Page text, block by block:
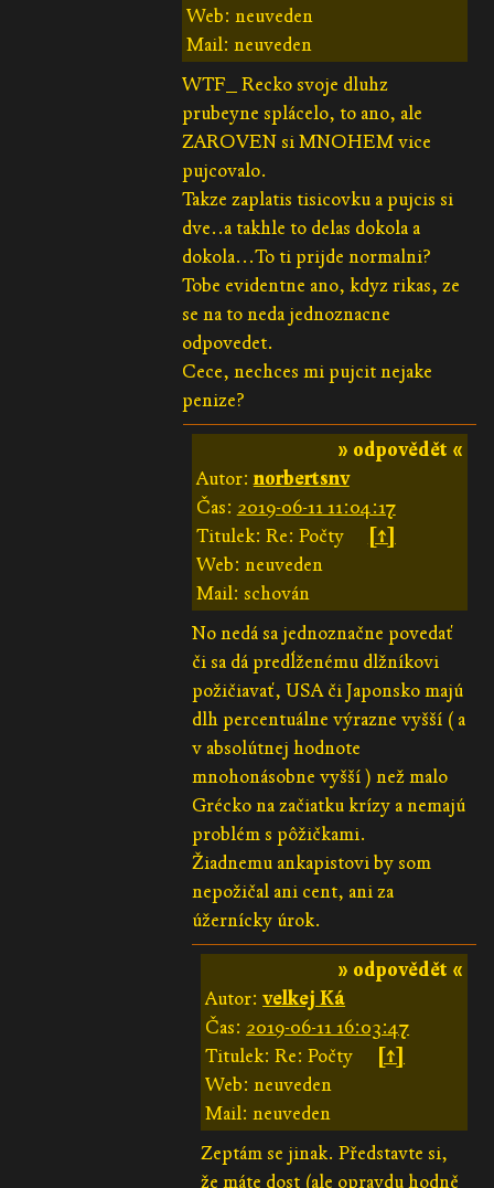
Web: neuveden
Mail: neuveden
WTF_ Recko svoje dluhz
prubeyne splácelo, to ano, ale
ZAROVEN si MNOHEM vice
pujcovalo.
Takze zaplatis tisicovku a pujcis si
dve..a takhle to delas dokola a
dokola...To ti prijde normalni?
Tobe evidentne ano, kdyz rikas, ze
se na to neda jednoznacne
odpovedet.
Cece, nechces mi pujcit nejake
penize?
» odpovědět «
Autor:norbertsnv
Čas: 2019-06-11 11:04:17
Titulek: Re: Počty
[↑]
Web: neuveden
Mail: schován
No nedá sa jednoznačne povedať
či sa dá predĺženému dlžníkovi
požičiavať, USA či Japonsko majú
dlh percentuálne výrazne vyšší ( a
v absolútnej hodnote
mnohonásobne vyšší ) než malo
Grécko na začiatku krízy a nemajú
problém s pôžičkami.
Žiadnemu ankapistovi by som
nepožičal ani cent, ani za
úžernícky úrok.
» odpovědět «
Autor:velkej Ká
Čas: 2019-06-11 16:03:47
Titulek: Re: Počty
[↑]
Web: neuveden
Mail: neuveden
Zeptám se jinak. Představte si,
že máte dost (ale opravdu hodně